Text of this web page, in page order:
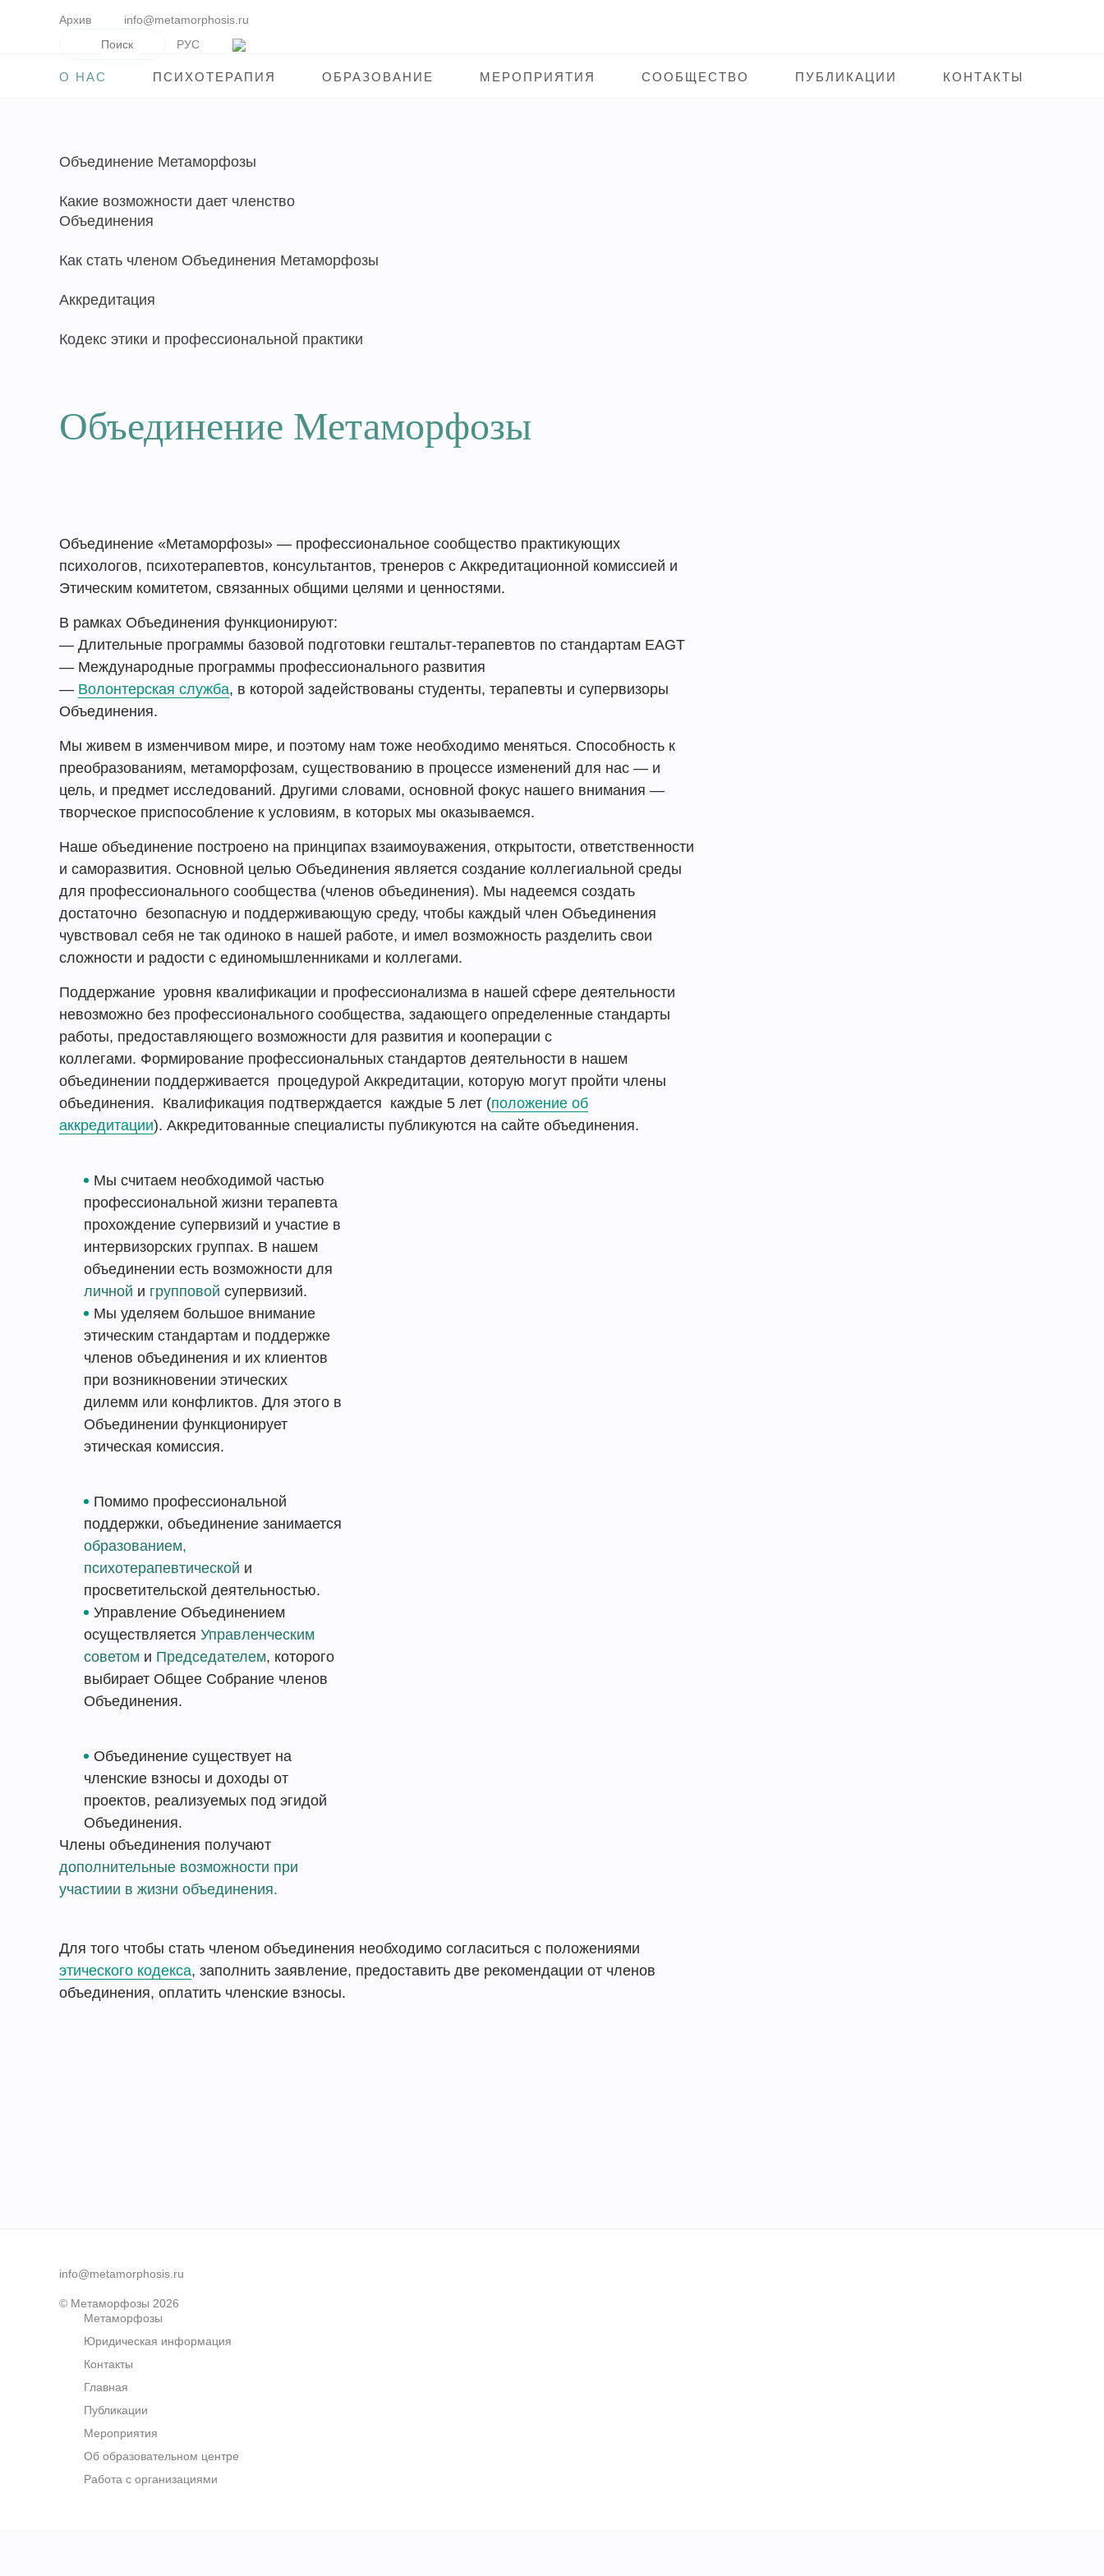
Архив
info@metamorphosis.ru
РУС
О НАС ПСИХОТЕРАПИЯ ОБРАЗОВАНИЕ МЕРОПРИЯТИЯ СООБЩЕСТВО ПУБЛИКАЦИИ КОНТАКТЫ
Объединение Метаморфозы
Какие возможности дает членство
Объединения
Как стать членом Объединения Метаморфозы
Аккредитация
Кодекс этики и профессиональной практики
Объединение Метаморфозы
Объединение «Метаморфозы» — профессиональное сообщество практикующих
психологов, психотерапевтов, консультантов, тренеров с Аккредитационной комиссией и
Этическим комитетом, связанных общими целями и ценностями.
В рамках Объединения функционируют:
— Длительные программы базовой подготовки гештальт-терапевтов по стандартам EAGT
— Международные программы профессионального развития
— Волонтерская служба, в которой задействованы студенты, терапевты и супервизоры
Объединения.
Мы живем в изменчивом мире, и поэтому нам тоже необходимо меняться. Способность к
преобразованиям, метаморфозам, существованию в процессе изменений для нас — и
цель, и предмет исследований. Другими словами, основной фокус нашего внимания —
творческое приспособление к условиям, в которых мы оказываемся.
Наше объединение построено на принципах взаимоуважения, открытости, ответственности
и саморазвития. Основной целью Объединения является создание коллегиальной среды
для профессионального сообщества (членов объединения). Мы надеемся создать
достаточно безопасную и поддерживающую среду, чтобы каждый член Объединения
чувствовал себя не так одиноко в нашей работе, и имел возможность разделить свои
сложности и радости с единомышленниками и коллегами.
Поддержание уровня квалификации и профессионализма в нашей сфере деятельности
невозможно без профессионального сообщества, задающего определенные стандарты
работы, предоставляющего возможности для развития и кооперации с
коллегами. Формирование профессиональных стандартов деятельности в нашем
объединении поддерживается процедурой Аккредитации, которую могут пройти члены
объединения. Квалификация подтверждается каждые 5 лет (положение об
аккредитации). Аккредитованные специалисты публикуются на сайте объединения.
Мы считаем необходимой частью
профессиональной жизни терапевта
прохождение супервизий и участие в
интервизорских группах. В нашем
объединении есть возможности для
личной и групповой супервизий.
Мы уделяем большое внимание
этическим стандартам и поддержке
членов объединения и их клиентов
при возникновении этических
дилемм или конфликтов. Для этого в
Объединении функционирует
этическая комиссия.
Помимо профессиональной
поддержки, объединение занимается
образованием,
психотерапевтической и
просветительской деятельностью.
Управление Объединением
осуществляется Управленческим
советом и Председателем, которого
выбирает Общее Собрание членов
Объединения.
Объединение существует на
членские взносы и доходы от
проектов, реализуемых под эгидой
Объединения.
Члены объединения получают
дополнительные возможности при
участиии в жизни объединения.
Для того чтобы стать членом объединения необходимо согласиться с положениями
этического кодекса, заполнить заявление, предоставить две рекомендации от членов
объединения, оплатить членские взносы.
info@metamorphosis.ru
© Метаморфозы 2026
Метаморфозы
Юридическая информация
Контакты
Главная
Публикации
Мероприятия
Об образовательном центре
Работа с организациями